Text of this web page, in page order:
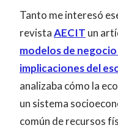
Tanto me interesó
revistaAECIT un
modelos de
implicaciones del
analizaba cómo la
un sistema
común de recursos